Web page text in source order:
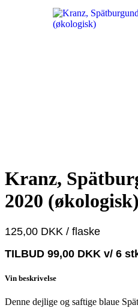
Kranz,
2020 (økologisk)
125,00 DKK / flaske
TILBUD 99,00 DKK v/ 6
Vin beskrivelse
Denne dejlige og saftige blaue